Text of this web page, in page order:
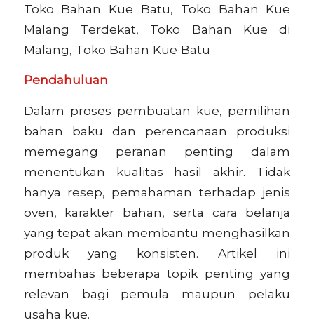
Toko Bahan Kue Batu, Toko Bahan Kue
Malang Terdekat, Toko Bahan Kue di
Malang, Toko Bahan Kue Batu
Pendahuluan
Dalam proses pembuatan kue, pemilihan
bahan baku dan perencanaan produksi
memegang peranan penting dalam
menentukan kualitas hasil akhir. Tidak
hanya resep, pemahaman terhadap jenis
oven, karakter bahan, serta cara belanja
yang tepat akan membantu menghasilkan
produk yang konsisten. Artikel ini
membahas beberapa topik penting yang
relevan bagi pemula maupun pelaku
usaha kue.